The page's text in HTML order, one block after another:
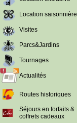
Location saisonnière
Visites
Parcs&Jardins
Tournages
Actualités
Routes historiques
Séjours en forfaits &
coffrets cadeaux